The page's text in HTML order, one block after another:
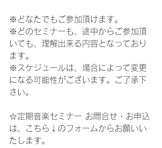
※どなたでもご参加頂けます。
※どのセミナーも、途中からご参加頂
いても、理解出来る内容となっており
ます。
※スケジュールは、場合によって変更
になる可能性がございます。ご了承下
さい。
☆定期音楽セミナー お問合せ・お申込
は、こちら↓のフォームからお願いい
たします。